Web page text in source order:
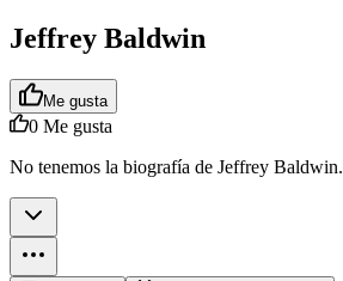
Jeffrey Baldwin
Me gusta
0 Me gusta
No tenemos la biografía de Jeffrey Baldwin.